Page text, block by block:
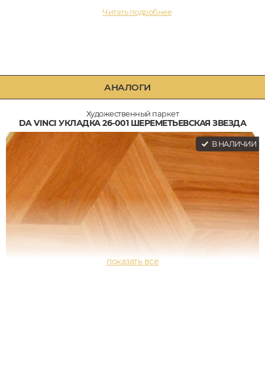
Читать подробнее
АНАЛОГИ
Художественный паркет
DA VINCI УКЛАДКА 26-001 ШЕРЕМЕТЬЕВСКАЯ ЗВЕЗДА
В НАЛИЧИИ